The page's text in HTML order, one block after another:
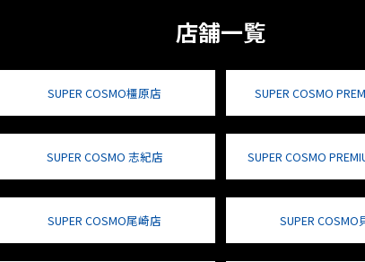
店舗一覧
SUPER COSMO橿原店 SUPER COSMO
SUPER COSMO 志紀店 SUPER COSMO
SUPER COSMO尾崎店 SUPER COSMO